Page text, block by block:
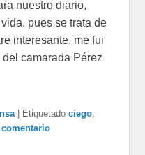
nuestro diario,
pues se trata de
interesante, me fui
camarada Pérez
| Etiquetado ciego